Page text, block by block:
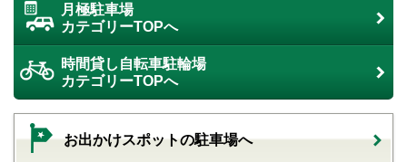
月極駐車場
カテゴリーTOPへ
時間貸し自転車駐輪場
カテゴリーTOPへ
お出かけスポットの駐車場へ